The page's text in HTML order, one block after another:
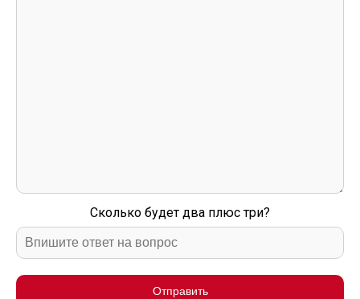
Сколько будет два плюс три?
Отправить